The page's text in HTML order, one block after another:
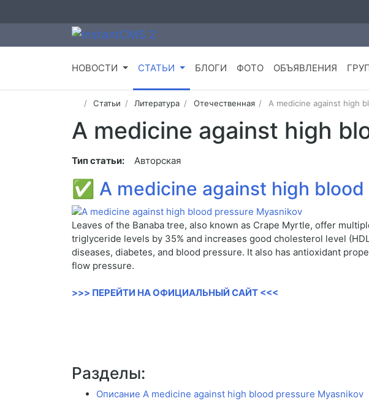
НОВОСТИ СТАТЬИ БЛОГИ ФОТО ОБЪЯВЛЕНИЯ
Статьи Литература Отечественная A medicine against high
A medicine against high
Тип статьи: Авторская
✅ A medicine against high
Leaves of the Banaba tree, also known as Crape Myrtle, offer
triglyceride levels by 35% and increases good cholesterol level
diseases, diabetes, and blood pressure. It also has antioxidant
flow pressure.
>>> ПЕРЕЙТИ НА ОФИЦИАЛЬНЫЙ САЙТ <<<
Разделы:
Описание A medicine against high blood pressure Myasnikov